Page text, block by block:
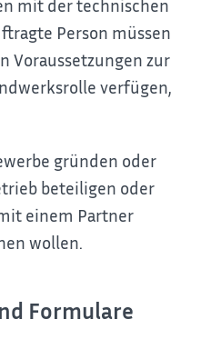
mit der technischen
Person müssen
Voraussetzungen zur
verfügen,
gründen oder
beteiligen oder
einem Partner
wollen.
Formulare